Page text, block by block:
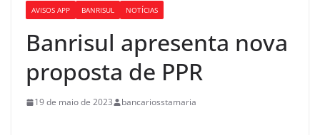
AVISOS APP BANRISUL NOTÍCIAS
Banrisul apresenta nova
proposta de PPR
19 de maio de 2023 bancariosstamaria